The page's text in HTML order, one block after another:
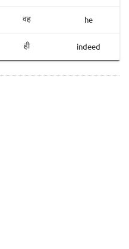
वह he
ही indeed